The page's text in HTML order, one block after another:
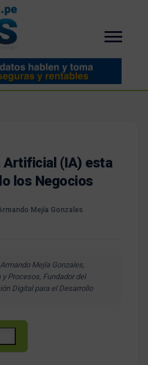
Artificial (IA) esta
los Negocios
Mejía Gonzales
Mejía Gonzales,
Procesos, Fundador del
Digital para el Desarrollo